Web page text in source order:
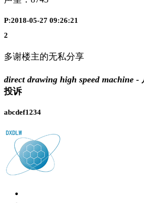
P:2018-05-27 09:26:21
2
多谢楼主的无私分享
direct drawing high speed machine -
投诉
abcdef1234